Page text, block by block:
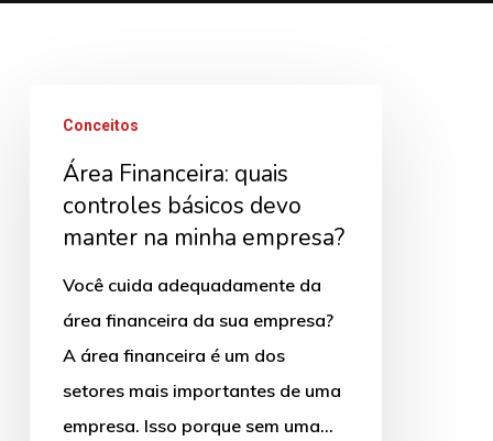
Financeira:
quais
controles
básicos
devo
manter
Conceitos
Área Financeira: quais
controles básicos devo
manter na minha empresa?
Você cuida adequadamente da
área financeira da sua empresa?
A área financeira é um dos
setores mais importantes de uma
empresa. Isso porque sem uma…